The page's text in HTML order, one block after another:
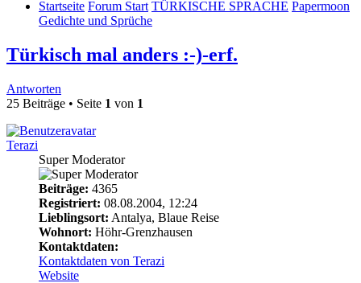
Startseite Forum Start TÜRKISCHE SPRACHE Papermoon
Gedichte und Sprüche
Türkisch mal anders :-)-erf.
Antworten
25 Beiträge • Seite 1 von 1
Terazi
Super Moderator
Beiträge: 4365
Registriert: 08.08.2004, 12:24
Lieblingsort: Antalya, Blaue Reise
Wohnort: Höhr-Grenzhausen
Kontaktdaten:
Kontaktdaten von Terazi
Website